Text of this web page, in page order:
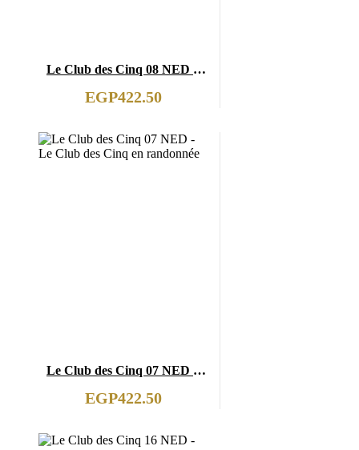
Le Club des Cinq 08 NED –
EGP422.50
Le Club des Cinq 07 NED –
EGP422.50